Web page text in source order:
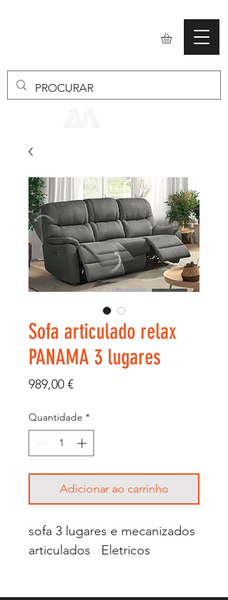
Sofa articulado relax
PANAMA 3 lugares
989,00 €Preço
Quantidade *
Adicionar ao carrinho
sofa 3 lugares e mecanizados
articulados Eletricos